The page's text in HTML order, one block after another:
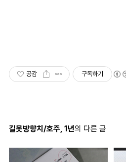
공감 구독하기
길못방향치/호주, 1년의 다른 글